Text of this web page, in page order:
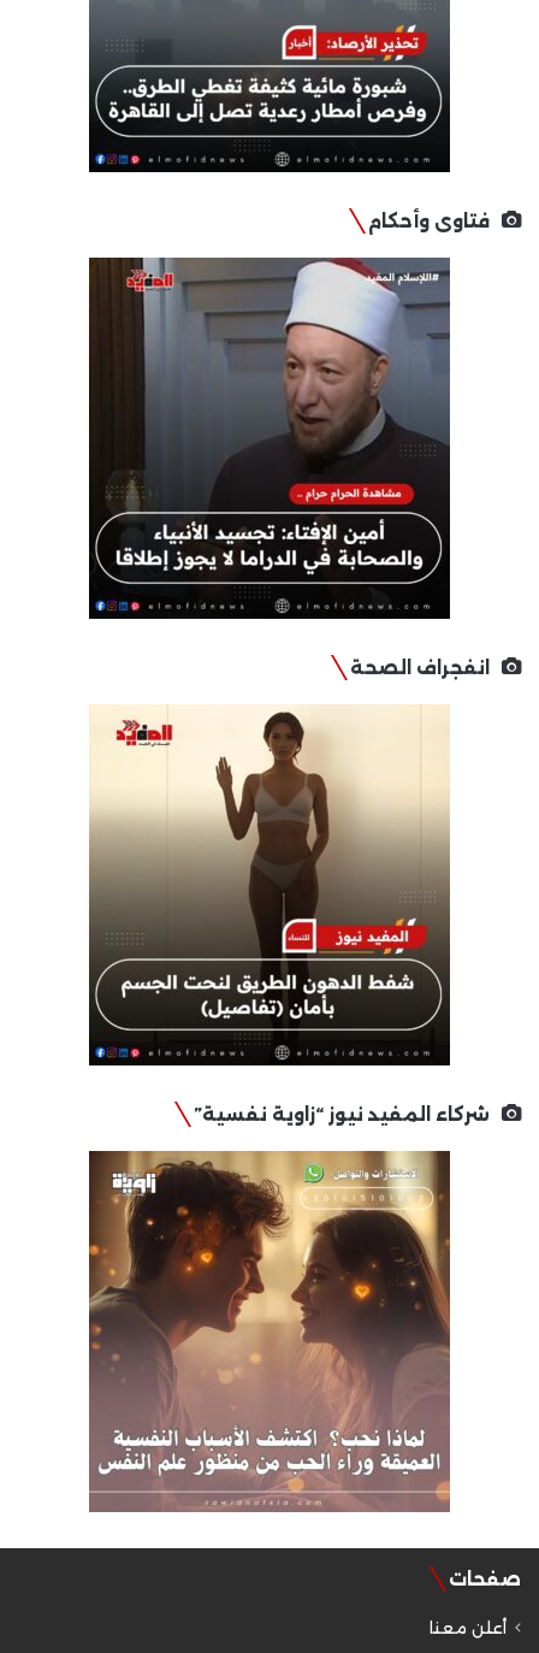
فتاوى وأحكام
انفجراف الصحة
شركاء المفيد نيوز “زاوية نفسية”
صفحات
أعلن معنا